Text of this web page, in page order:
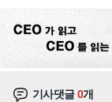
기사댓글0개